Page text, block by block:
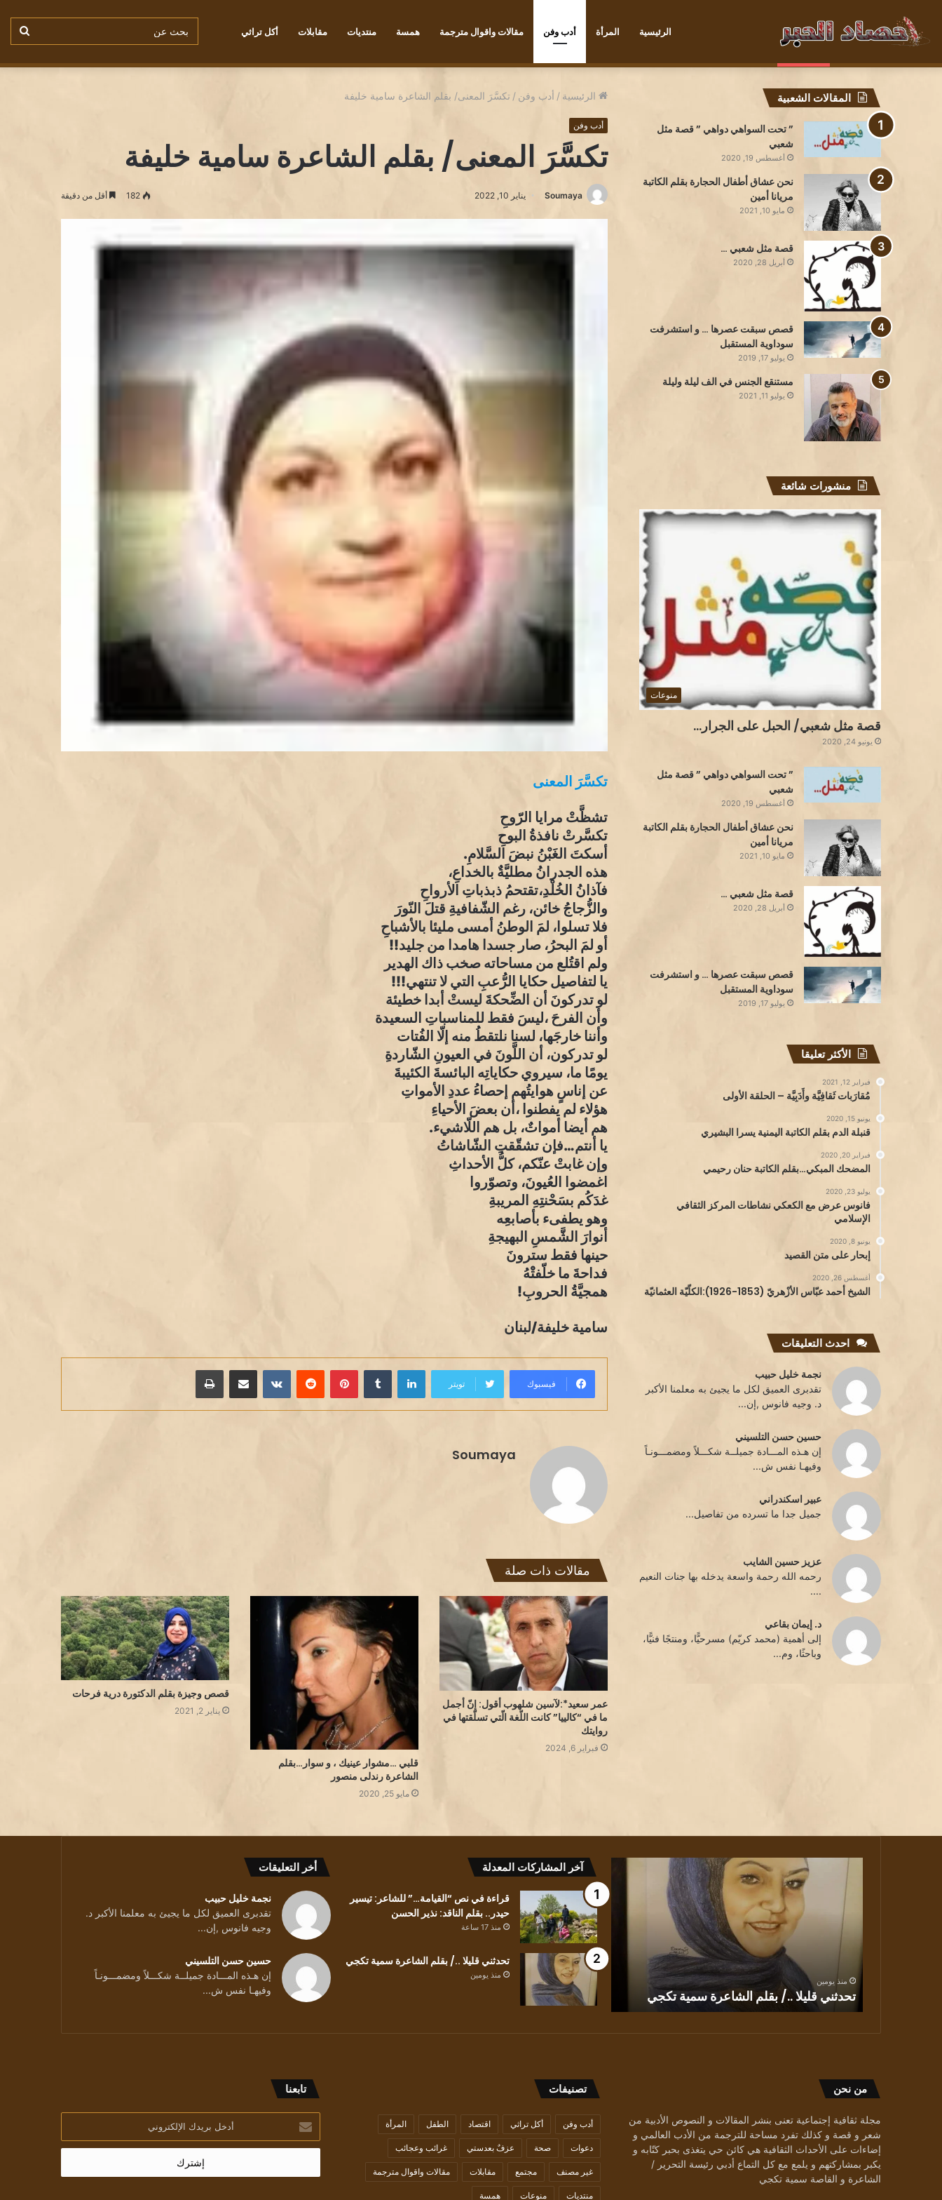
الرئيسية المرأة أدب وفن مقالات واقوال مترجمة همسة منتديات مقابلات أكل تراثي بحث
الرئيسية / أدب وفن / تكسَّرَ المعنى/ بقلم الشاعرة سامية خليفة
أدب وفن
تكسَّرَ المعنى/ بقلم الشاعرة سامية خليفة
Soumaya يناير 10, 2022 182 أقل من دقيقة
تكسَّرَ المعنى
تشظَّتْ مرايا الرّوحِ
تكسَّرتْ نافذةُ البوحِ
أسكتَ الغَبْنُ نبضَ السَّلامِ.
هذه الجدرانُ مطليَّةٌ بالخداعِ،
فآذانُ الخُلْدِ،تقتحمُ ذبذباتِ الأرواحِ
والزُّجاجُ خائن، رغم الشّفافيةِ قتلَ النّورَ
فلا تسلوا، لمَ الوطنُ أمسى مليئا بالأشباحِ
أو لمَ البحرُ، صار جسدا هامدا من جليد!!
ولم اقتُلع من مساحاته صخب ذاك الهدير
يا لتفاصيل حكايا الرُّعبِ التي لا تنتهي!!!
لو تدركونَ أن الضِّحكةَ ليستْ أبدا خطيئة
وأن الفرحَ ،ليسَ فقط للمناسباتِ السعيدة
وأننا خارجَها، لسنا نلتقطُ منه إلّا الفُتات
لو تدركون، أن اللَّونَ في العيونِ الشّاردةِ
يومًا ما، سيروي حكاياتِه البائسةَ الكئيبةَ
عن إناسٍ هوايتُهم إحصاءُ عددِ الأمواتِ
هؤلاء لم يفطنوا ،أن بعضَ الأحياءِ
هم أيضا أمواتٌ، بل هم اللّاشيء.
يا أنتم…فإن تشقّقتِ الشّاشاتُ
وإن غابتْ عنّكم، كلُّ الأحداثِ
اغمضوا العُيونَ، وتصوّروا
غدَكُم بسَحْنتِهِ المريبةِ
وهو يطفىء بأصابعِه
أنوارَ الشَّمسِ البهيجةِ
حينها فقط سترونَ
فداحةَ ما خلّفتْْهُ
همجيَّةُ الحروبِ!
سامية خليفة/لبنان
فيسبوك تويتر
لينكدإن بينتيريست مشاركة عبر البريد طباعة
Soumaya
مقالات ذات صلة
عمر سعيد*:لآسين شلهوب أقول: إنّ أجمل
ما في “كالييا” كانت اللّغة الّتي تسلّقتها في
روايتك
فبراير 6, 2024
قلبي …مشوار عينيك ، و سوار…بقلم
الشاعرة رندلى منصور
مايو 25, 2020
قصص وجيزة بقلم الدكتورة درية فرحات
يناير 2, 2021
المقالات الشعبية
” تحت السواهي دواهي ” قصة مثل
شعبي
أغسطس 19, 2020
نحن عشاق أطفال الحجارة بقلم الكاتبة
مريانا أمين
مايو 10, 2021
قصة مثل شعبي …
أبريل 28, 2020
قصص سبقت عصرها … و استشرفت
سوداوية المستقبل
يوليو 17, 2019
مستنقع الجنس في الف ليلة وليلة
يوليو 11, 2021
منشورات شائعة
منوعات
قصة مثل شعبي/ الحبل على الجرار…
يونيو 24, 2020
” تحت السواهي دواهي ” قصة مثل
شعبي
أغسطس 19, 2020
نحن عشاق أطفال الحجارة بقلم الكاتبة
مريانا أمين
مايو 10, 2021
قصة مثل شعبي …
أبريل 28, 2020
قصص سبقت عصرها … و استشرفت
سوداوية المستقبل
يوليو 17, 2019
الأكثر تعليقا
فبراير 12, 2021
مُقارَبات ثَقافِيَّة وأَدَبِيَّة – الحلقة الأولى
يونيو 15, 2020
قنبلة الدم بقلم الكاتبة اليمنية يسرا البشيري
فبراير 20, 2020
المضحك المبكي…بقلم الكاتبة حنان رحيمي
يوليو 23, 2020
فانوس عرض مع الكعكي نشاطات المركز الثقافي
الإسلامي
يونيو 8, 2020
إبحار على متن القصيد
أغسطس 26, 2020
الشيخ أحمد عبّاس الأزْهريّ (1853-1926):الكلّيّة العثمانيّة
احدث التعليقات
نجمة خليل حبيب
تقدبرى العميق لكل ما يجيئ به معلمنا الأكبر
د. وجيه فانوس ,إن...
حسين حسن التلسيني
إن هـذه المـــادة جميلــة شكـــلاً ومضمـــونـاً
وفيهـا نفس ش...
عبير اسكندراني
جميل جدا ما تسرده من تفاصيل...
عزيز حسين الشايب
رحمه الله رحمة واسعة يدخله بها جنات النعيم
....
د. إيمان بقاعي
إلى أهمية (محمد كريّم) مسرحيًّا، ومنتجًا فنيًّا،
وباحثًا، وم...
كثافة
الترميز
” وحدهم
يعبرون
الجسر”
للشاعر
كثافة الترميز ، و بلاغة اللغة في ” وحدهم
يعبرون الجسر” للشاعر التونسي البشير عبيد
قراءة
في
نص
“القيامة…”
للشاعر:
تيسير
حيدر..
بقلم
الناقد:
نذير
منذ 17 ساعة
قراءة في نص “القيامة…” للشاعر: تيسير حيدر..
بقلم الناقد: نذير الحسن
آخر المشاركات المعدلة
قراءة في نص “القيامة…” للشاعر: تيسير
حيدر.. بقلم الناقد: نذير الحسن
منذ 17 ساعة
تحدثني قليلا ../ بقلم الشاعرة سمية تكجي
منذ يومين
أخر التعليقات
نجمة خليل حبيب
تقدبرى العميق لكل ما يجيئ به معلمنا الأكبر د.
وجيه فانوس ,إن...
حسين حسن التلسيني
إن هـذه المـــادة جميلــة شكـــلاً ومضمـــونـاً
وفيهـا نفس ش...
من نحن
مجلة ثقافية إجتماعية تعنى بنشر المقالات و النصوص الأدبية من
شعر و قصة و كذلك تفرد مساحة للترجمة من الأدب العالمي و
إضاءات على الأحداث الثقافية هي كائن حي يتغذى بحبر كتّابه و
يكبر بمشاركتهم و يلمع مع كل التماع أدبي رئيسة التحرير /
الشاعرة و القاصة سمية تكجي
تصنيفات
أدب وفن أكل تراثي اقتصاد الطفل المرأة
دعوات صحة عزفٌ بعدستي غرائب وعجائب
غير مصنف مجتمع مقابلات مقالات واقوال مترجمة
منتديات منوعات همسة
تابعنا
بريدك
الإلكتروني